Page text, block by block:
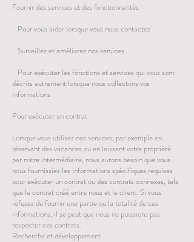
Fournir des services et des fonctionnalités
Pour vous aider lorsque vous nous contactez
Surveillez et améliorez nos services
Pour exécuter les fonctions et services qui vous sont
décrits autrement lorsque nous collectons vos
informations
Pour exécuter un contrat
Lorsque vous utilisez nos services, par exemple en
réservant des vacances ou en laissant votre propriété
par notre intermédiaire, nous aurons besoin que vous
nous fournissiez les informations spécifiques requises
pour exécuter un contrat ou des contrats connexes, tels
que le contrat créé entre nous et le client. Si vous
refusez de fournir une partie ou la totalité de ces
informations, il se peut que nous ne puissions pas
respecter ces contrats.
Recherche et développement